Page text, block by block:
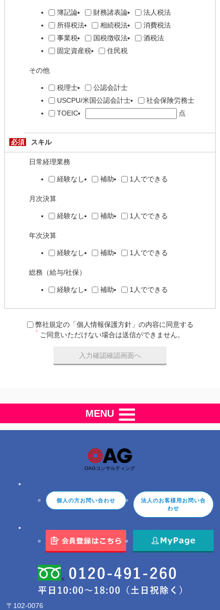
簿記論 財務諸表論
法人税法
所得税法
相続税法
消費税法
事業税
国税徴収法
酒税法
固定資産税
住民税
その他
税理士
公認会計士
USCPU/米国公認会計士
社会保険労務士
TOEIC
点
必須 スキル
日常経理業務
経験なし 補助 1人でできる
月次決算
経験なし 補助 1人でできる
年次決算
経験なし 補助 1人でできる
総務（給与/社保）
経験なし 補助 1人でできる
弊社規定の「個人情報保護方針」の内容に同意する
* ご同意いただけない場合は送信ができません。
MENU
OAGコンサルティング
個人の方お問い合わせ
法人のお客様用お問い合
わせ
〒102-0076